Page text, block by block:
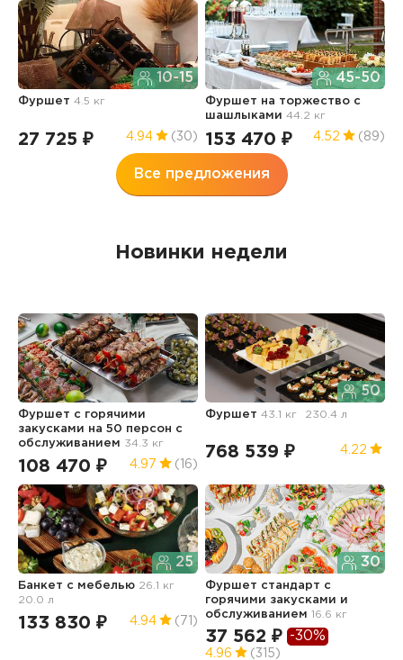
10-15
Фуршет4.5 кг
27 725 ₽ 4.94 (30)
45-50
Фуршет на торжество с
шашлыками44.2 кг
153 470 ₽ 4.52 (89)
Все предложения
Новинки недели
Фуршет с горячими
закусками на 50 персон с
обслуживанием 34.3 кг
108 470 ₽ 4.97 (16)
50
Фуршет43.1 кг 230.4 л
768 539 ₽ 4.22
25
Банкет с мебелью 26.1 кг
20.0 л
133 830 ₽ 4.94 (71)
30
Фуршет стандарт с
горячими закусками и
обслуживанием16.6 кг
37 562 ₽ -30%
4.96 (315)